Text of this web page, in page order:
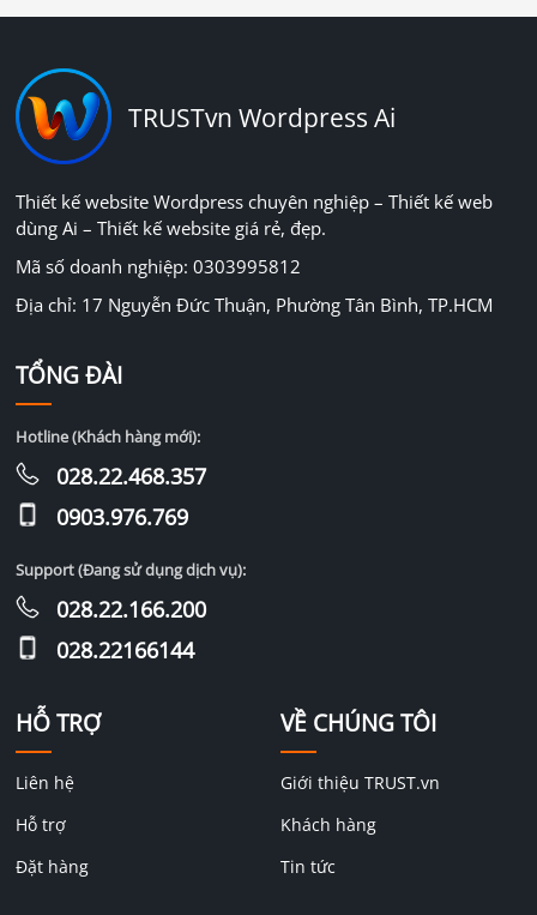
TRUSTvn Wordpress Ai
Thiết kế website Wordpress chuyên nghiệp – Thiết kế web
dùng Ai – Thiết kế website giá rẻ, đẹp.
Mã số doanh nghiệp: 0303995812
Địa chỉ: 17 Nguyễn Đức Thuận, Phường Tân Bình, TP.HCM
HỖ TRỢ
Liên hệ
Hỗ trợ
Đặt hàng
VỀ CHÚNG TÔI
Giới thiệu TRUST.vn
Khách hàng
Tin tức
TỔNG ĐÀI
Hotline (Khách hàng mới):
028.22.468.357
0903.976.769
Support (Đang sử dụng dịch vụ):
028.22.166.200
028.22166144